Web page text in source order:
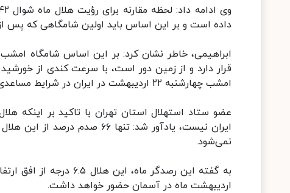
داده است و بر این اساس باید اولین شامگاهی که پس
قرار دارد و از زمین دور است، با سرعت کندی از
امشب چهارشنبه ۲۲ اردیبهشت در ایران در شرایط مساعدی قرار نداشته باشد و تنها با چشم مسلح امکان پذیر باشد.
ایران نیست، یادآور شد: تنها
نمی‌شود.
اردیبهشت ماه در آسمان حضور خواهد داشت.